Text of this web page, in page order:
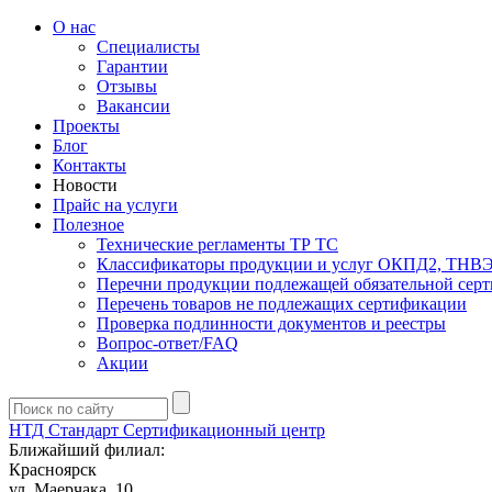
О нас
Специалисты
Гарантии
Отзывы
Вакансии
Проекты
Блог
Контакты
Новости
Прайс на услуги
Полезное
Технические регламенты ТР ТС
Классификаторы продукции и услуг ОКПД2,
Перечни продукции подлежащей обязательной
Перечень товаров не подлежащих сертификации
Проверка подлинности документов и реестры
Вопрос-ответ/FAQ
Акции
НТД Стандарт Сертификационный центр
Ближайший филиал:
Красноярск